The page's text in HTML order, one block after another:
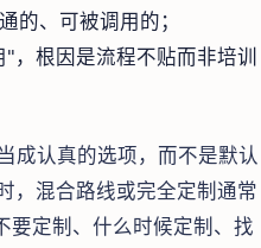
的、可被调用的；
，根因是流程不贴而非培训
成认真的选项，而不是默认
，混合路线或完全定制通常
要定制、什么时候定制、找